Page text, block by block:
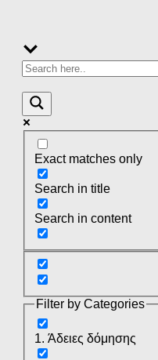
Exact matches only
Search in title
Search in content
Filter by Categories
1. Άδειες δόμησης